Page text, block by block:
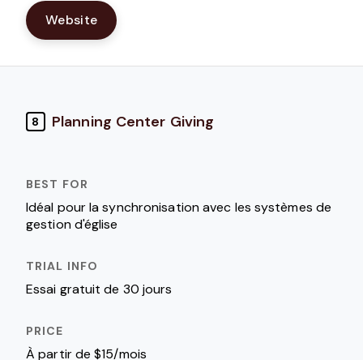
Website
8 Planning Center Giving
Idéal pour la synchronisation avec les systèmes de
gestion d'église
Essai gratuit de 30 jours
À partir de $15/mois